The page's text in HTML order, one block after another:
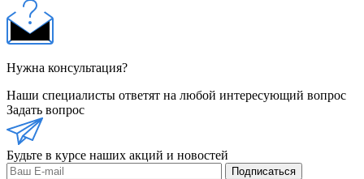
Нужна консультация?
Наши специалисты ответят на любой интересующий вопрос
Задать вопрос
Будьте в курсе наших акций и новостей
Подписаться